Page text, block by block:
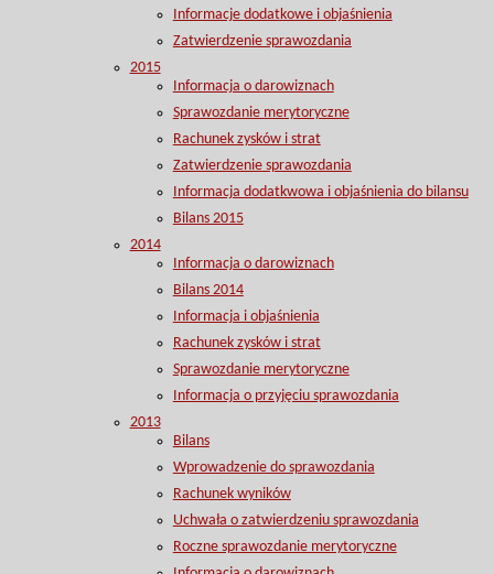
Informacje dodatkowe i objaśnienia
Zatwierdzenie sprawozdania
2015
Informacja o darowiznach
Sprawozdanie merytoryczne
Rachunek zysków i strat
Zatwierdzenie sprawozdania
Informacja dodatkwowa i objaśnienia do bilansu
Bilans 2015
2014
Informacja o darowiznach
Bilans 2014
Informacja i objaśnienia
Rachunek zysków i strat
Sprawozdanie merytoryczne
Informacja o przyjęciu sprawozdania
2013
Bilans
Wprowadzenie do sprawozdania
Rachunek wyników
Uchwała o zatwierdzeniu sprawozdania
Roczne sprawozdanie merytoryczne